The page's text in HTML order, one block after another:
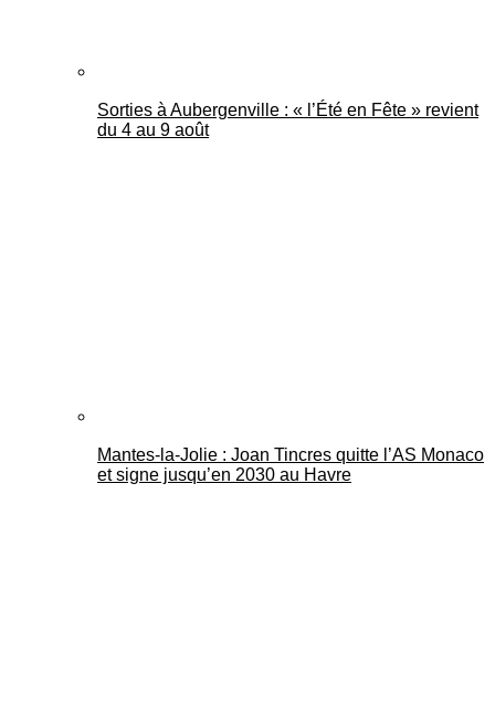
Sorties à Aubergenville : « l’Été en Fête » revient
du 4 au 9 août
Mantes-la-Jolie : Joan Tincres quitte l’AS Monaco
et signe jusqu’en 2030 au Havre